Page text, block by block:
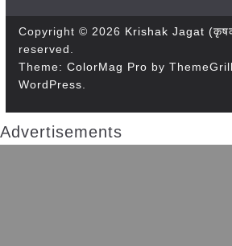
Copyright © 2026 Krishak Jagat
reserved.
Theme: ColorMag Pro by
WordPress
Advertisements